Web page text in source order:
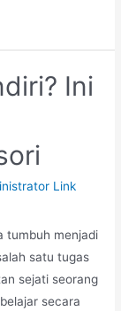
Ini
Link
tumbuh menjadi
satu tugas
sejati seorang
secara